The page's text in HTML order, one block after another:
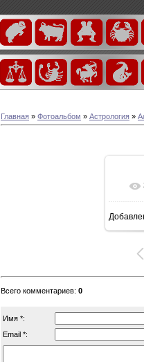
Главная » Фотоальбом » Астрология »
Всего комментариев: 0
Имя *:
Email *: